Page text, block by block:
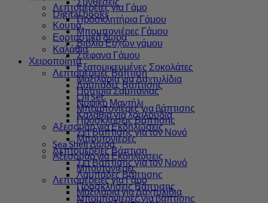
Λεπτομέρειες για Γάμο
Πρόσκλητήρια Γάμου
Μπομπονιέρες Γάμου
Βιβλίο Ευχών γάμου
Στέφανα Γάμου
Εξατομικευμένες Σοκολάτες
Μαξιλάρια για Δαχτυλίδια
Ποτήρια Σαμπάνιας
Νυφικό Μαντήλι
Καλάθια για λουλούδια
Αξεσουάρ για Εκδηλώσεις
Μπουτονιέρες
Λεπτομέρειες Βάπτιση
Σετ Βάπτισης για τον Νονό
Λαμπάδες Βάπτισης
Προσκλήσεις Βάπτισης
Μπομπονιέρες για βάπτισης
Digital books
Κουτιά
Εορταστικά δώρα
Καλάθια
Χειροποίητα
Λεπτομέρειες Βάπτιση
Λαμπάδες Βάπτισης
Oil Set
Μπομπονιέρες για βάπτισης
Προσκλήσεις Βάπτισης
Σετ Βάπτισης για τον Νονό
Sea Shell Δώρα
Αξεσουάρ για Εκδηλώσεις
Μπουτονιέρες
Λεπτομέρειες για Γάμο
Μαξιλάρια για Δαχτυλίδια